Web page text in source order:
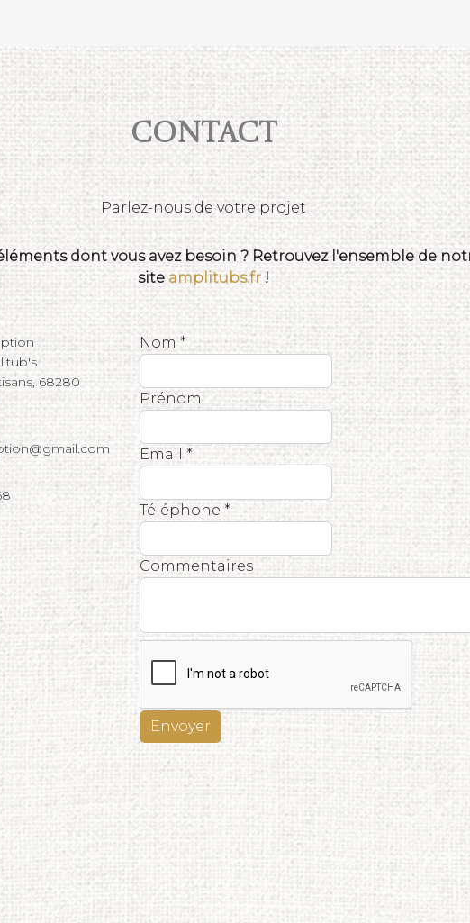
Contact
Parlez-nous de votre projet
dont vous avez besoin ? Retrouvez l'ensemble de
site amplitubs.fr !
68280
Nom *
Prénom
Email *
Téléphone *
Commentaires
Envoyer